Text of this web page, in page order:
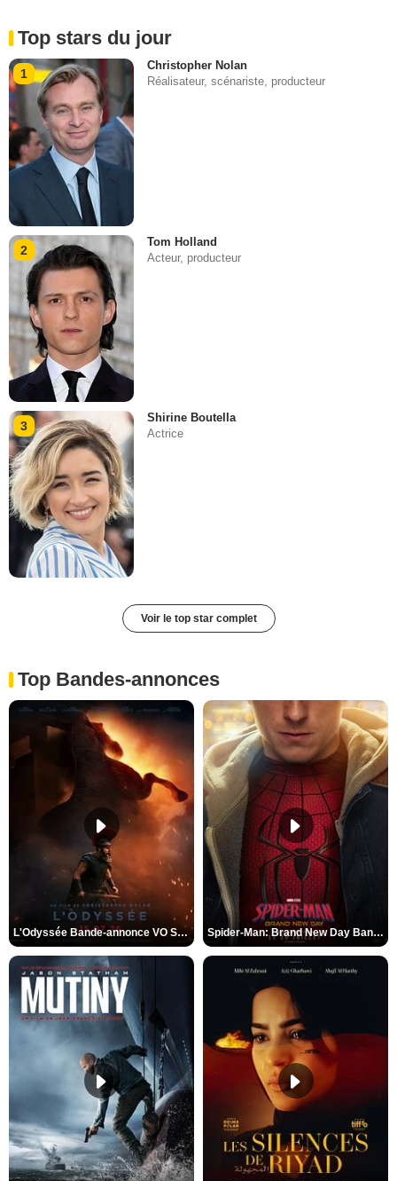
Top stars du jour
1
Christopher Nolan
Réalisateur, scénariste, producteur
2
Tom Holland
Acteur, producteur
3
Shirine Boutella
Actrice
Voir le top star complet
Top Bandes-annonces
L'Odyssée Bande-annonce VO STFR Spider-Man: Brand New Day Bande-annonce VO STFR